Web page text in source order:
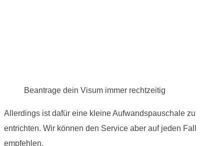
Beantrage dein Visum immer rechtzeitig
Allerdings ist dafür eine kleine Aufwandspauschale zu
entrichten. Wir können den Service aber auf jeden Fall
empfehlen.